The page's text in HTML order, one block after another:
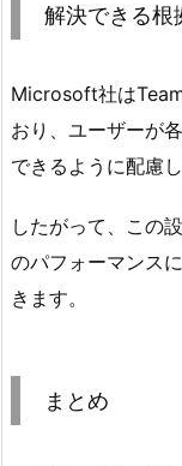
解決できる根
Microsoft社は
おり、ユーザーが
できるように配慮し
したがって、この
のパフォーマンス
きます。
まとめ